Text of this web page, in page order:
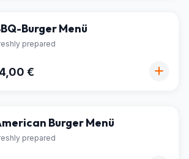
Burger Menü
prepared
€
Burger Menü
prepared